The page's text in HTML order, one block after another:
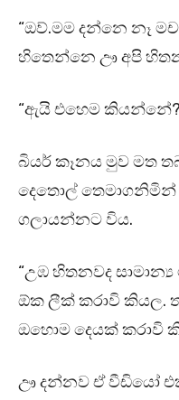
“ඔව්.මම දන්නෙ නෑ
හිතෙන්නෙ ඌ අපි
“ඇයි එහෙම
බියර් කෑනය මුව මත
දෙතොල්
ගලායන්නට විය.
“උඹ හිතනවද
ඕක ලීක් කරාවි කියල.
ඔහොම දෙයක් කරාවි
ඌ දන්නව ඒ වීඩියෝ